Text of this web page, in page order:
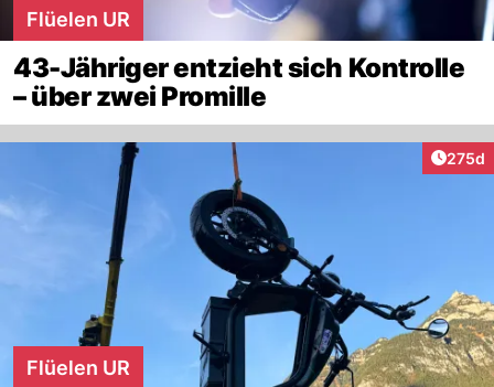
Flüelen UR
43-Jähriger entzieht sich Kontrolle
– über zwei Promille
275d
Flüelen UR